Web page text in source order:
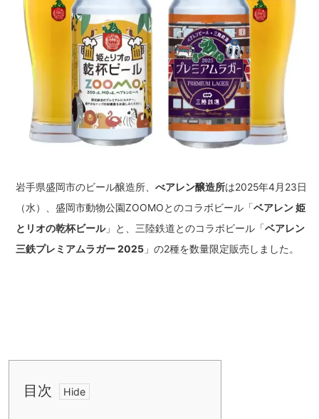
岩手県盛岡市のビール醸造所、 べアレン醸造所は2025年4月23日
（水）、盛岡市動物公園ZOOMOとのコラボビール「ベアレン 姫
とリオの乾杯ビール」と、三陸鉄道とのコラボビール「ベアレン
三鉄プレミアムラガー 2025 」の2種を数量限定販売しました。
目次